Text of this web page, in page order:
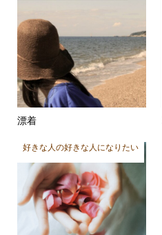
漂着
好きな人の好きな人になりたい